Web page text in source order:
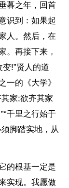
暮之年，回首
识到：如果起
人。然后，在
。再接下来，
!”贤人的道
一的《大学》
家;欲齐其家
千里之行始于
脚踏实地，从
的根基一定是
实现。我愿做